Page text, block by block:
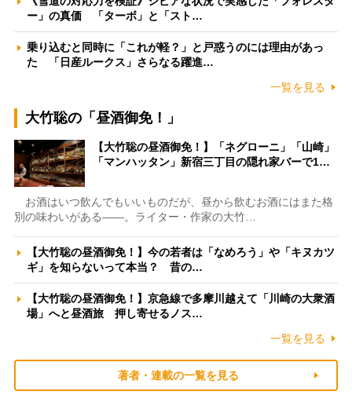
ー」の真価 「ターボ」と「スト…
乗り込むと同時に「これが軽？」と戸惑うのには理由があっ
た 「日産ルークス」さらなる躍進…
一覧を見る
大竹聡の「昼酒御免！」
【大竹聡の昼酒御免！】「ネグローニ」「山崎」
「マンハッタン」新宿三丁目の隠れ家バーで1…
お酒はいつ飲んでもいいものだが、昼から飲むお酒にはまた格
別の味わいがある――。ライター・作家の大竹…
【大竹聡の昼酒御免！】今の若者は「なめろう」や「キヌカツ
ギ」を知らないって本当？ 昔の…
【大竹聡の昼酒御免！】京急線で多摩川越えて「川崎の大衆酒
場」へと昼酒旅 押し寄せるノス…
一覧を見る
著者・連載の一覧を見る